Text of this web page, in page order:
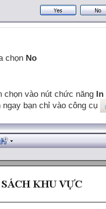
chọn No
chọn vào nút chức năng In
bạn chỉ vào công cụ